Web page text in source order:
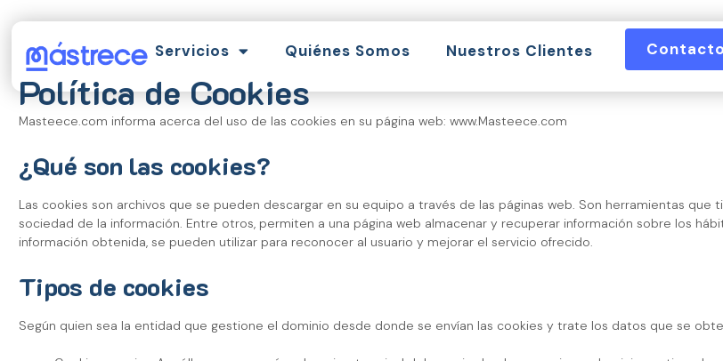
Servicios Quiénes Somos Nuestros Clientes Contacto
Política de Cookies
Masteece.com informa acerca del uso de las cookies en su página web: www.Masteece.com
¿Qué son las cookies?
Las cookies son archivos que se pueden descargar en su equipo a través de las páginas web. Son herramientas
sociedad de la información. Entre otros, permiten a una página web almacenar y recuperar información sobre los
información obtenida, se pueden utilizar para reconocer al usuario y mejorar el servicio ofrecido.
Tipos de cookies
Según quien sea la entidad que gestione el dominio desde donde se envían las cookies y trate los datos que se